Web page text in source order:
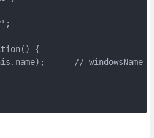
{
// windowsName